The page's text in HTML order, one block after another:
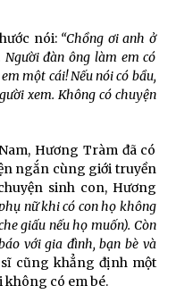
nói: “Chồng ơi anh ở
đàn ông làm em có
một cái! Nếu nói có bầu,
xem. Không có chuyện
Hương Tràm đã có
ngắn cùng giới truyền
sinh con, Hương
nữ khi có con họ không
giấu nếu họ muốn). Còn
với gia đình, bạn bè và
cũng khẳng định một
không có em bé.